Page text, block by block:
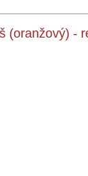
(oranžový) -